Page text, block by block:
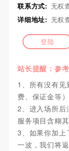
联系方式: 无权
详细地址: 无权
登陆
站长提醒：参
1、所有没有见
费、保证金等
2、进入场所后
服务项目含糊
3、如果你加上
一波，我们将